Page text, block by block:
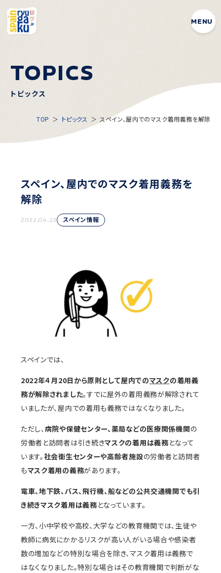
MENU
TOPICS
トピックス
TOP トピックス スペイン、屋内でのマスク着用義務を解除
スペイン、屋内でのマスク着用義務を
解除
2022.04.23 スペイン情報
スペインでは、
2022年４月20日から原則として屋内でのマスクの着用義
務が解除されました。すでに屋外の着用義務が解除されて
いましたが、屋内での着用も義務ではなくなりました。
ただし、病院や保健センター、薬局などの医療関係機関の
労働者と訪問者は引き続きマスクの着用は義務となって
います。社会衛生センターや高齢者施設の労働者と訪問者
もマスク着用の義務があります。
電車、地下鉄、バス、飛行機、船などの公共交通機関でも引
き続きマスク着用は義務となっています。
一方、小中学校や高校、大学などの教育機関では、生徒や
教師に病気にかかるリスクが高い人がいる場合や感染者
数の増加などの特別な場合を除き、マスク着用は義務で
はなくなりました。特別な場合はその教育機関で判断がな